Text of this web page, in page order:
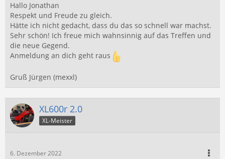
Hallo Jonathan
Respekt und Freude zu gleich.
Hätte ich nicht gedacht, dass du das so schnell war machst.
Sehr schön! Ich freue mich wahnsinnig auf das Treffen und
die neue Gegend.
Anmeldung an dich geht raus
Gruß Jürgen (mexxl)
XL600r 2.0
XL-Meister
6. Dezember 2022